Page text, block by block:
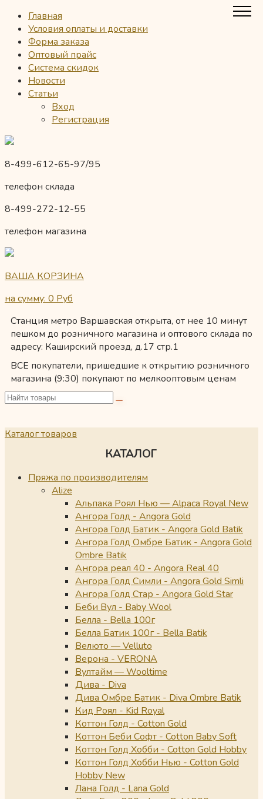
Главная
Условия оплаты и доставки
Форма заказа
Оптовый прайс
Система скидок
Новости
Статьи
Вход
Регистрация
8-499-612-65-97/95
телефон склада
8-499-272-12-55
телефон магазина
ВАША КОРЗИНА
на сумму: 0 Руб
Станция метро Варшавская открыта, от нее 10 минут
пешком до розничного магазина и оптового склада по
адресу: Каширский проезд, д.17 стр.1
ВСЕ покупатели, пришедшие к открытию розничного
магазина (9:30) покупают по мелкооптовым ценам
Каталог товаров
КАТАЛОГ
Пряжа по производителям
Alize
Альпака Роял Нью — Alpaca Royal New
Ангора Голд - Angora Gold
Ангора Голд Батик - Angora Gold Batik
Ангора Голд Омбре Батик - Angora Gold
Ombre Batik
Ангора реал 40 - Angora Real 40
Ангора Голд Симли - Angora Gold Simli
Ангора Голд Стар - Angora Gold Star
Беби Вул - Baby Wool
Белла - Bella 100г
Белла Батик 100г - Bella Batik
Велюто — Velluto
Верона - VERONA
Вултайм — Wooltime
Дива - Diva
Дива Омбре Батик - Diva Ombre Batik
Кид Роял - Kid Royal
Коттон Голд - Cotton Gold
Коттон Беби Софт - Cotton Baby Soft
Коттон Голд Хобби - Cotton Gold Hobby
Коттон Голд Хобби Нью - Cotton Gold
Hobby New
Лана Голд - Lana Gold